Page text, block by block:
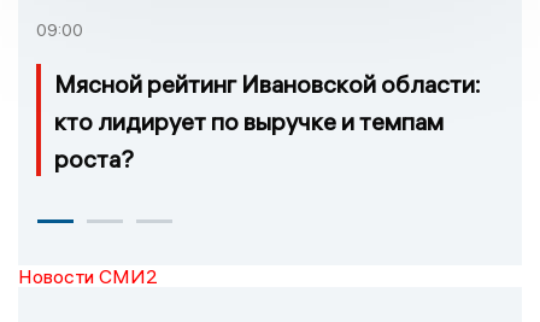
09:00
Мясной рейтинг Ивановской области:
кто лидирует по выручке и темпам
роста?
Новости СМИ2